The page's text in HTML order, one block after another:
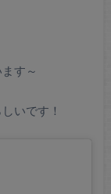
す～
いです！